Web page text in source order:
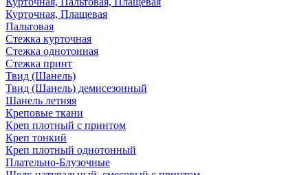
Курточная, Плащевая
Пальтовая
Стежка курточная
Стежка однотонная
Стежка принт
Твид (Шанель)
Твид (Шанель) демисезонный
Шанель летняя
Креповые ткани
Креп плотный с принтом
Креп тонкий
Креп плотный однотонный
Плательно-Блузочные